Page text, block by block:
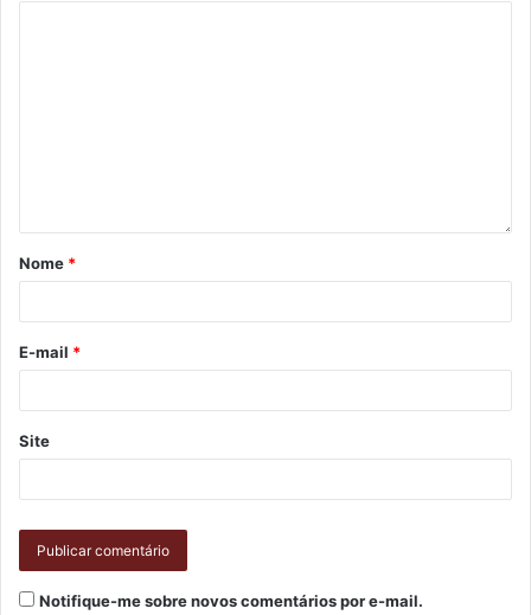
Graduado em Ciências Contábeis e Especialista em
Nome *
E-mail *
Site
Notifique-me sobre novos comentários por e-mail.